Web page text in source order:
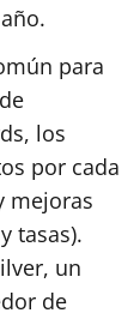
para
los
por cada
mejoras
tasas).
un
de